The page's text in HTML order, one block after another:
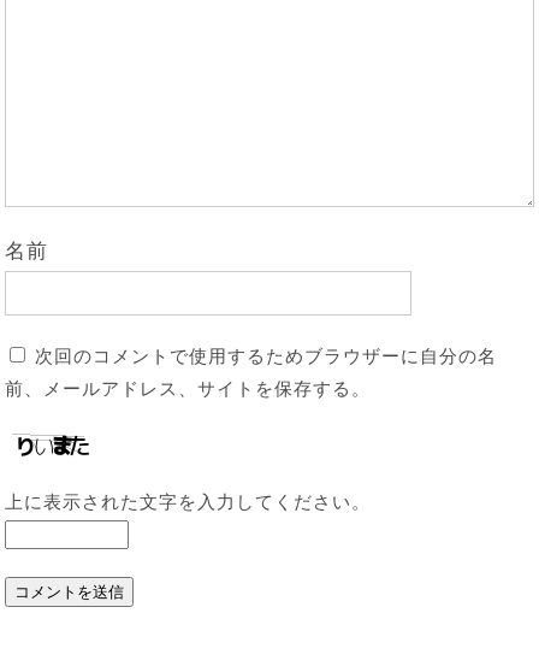
名前
次回のコメントで使用するためブラウザーに自分の名
前、メールアドレス、サイトを保存する。
上に表示された文字を入力してください。